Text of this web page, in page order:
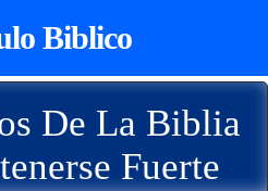
Biblico
De La Biblia
Fuerte